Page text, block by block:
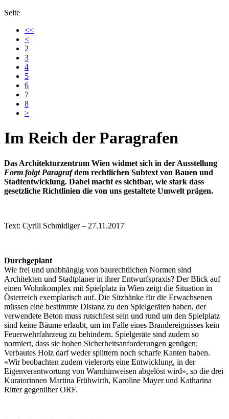
Seite
<<
<
2
3
4
5
6
7
8
>
Im Reich der Paragrafen
Das Architekturzentrum Wien widmet sich in der Ausstellung
Form folgt Paragrafdem rechtlichen Subtext von Bauen und
Stadtentwicklung. Dabei macht es sichtbar, wie stark dass
gesetzliche Richtlinien die von uns gestaltete Umwelt prägen.
Text: Cyrill Schmidiger – 27.11.2017
Durchgeplant
Wie frei und unabhängig von baurechtlichen Normen sind
Architekten und Stadtplaner in ihrer Entwurfspraxis? Der Blick auf
einen Wohnkomplex mit Spielplatz in Wien zeigt die Situation in
Österreich exemplarisch auf. Die Sitzbänke für die Erwachsenen
müssen eine bestimmte Distanz zu den Spielgeräten haben, der
verwendete Beton muss rutschfest sein und rund um den Spielplatz
sind keine Bäume erlaubt, um im Falle eines Brandereignisses kein
Feuerwehrfahrzeug zu behindern. Spielgeräte sind zudem so
normiert, dass sie hohen Sicherheitsanforderungen genügen:
Verbautes Holz darf weder splittern noch scharfe Kanten haben.
«Wir beobachten zudem vielerorts eine Entwicklung, in der
Eigenverantwortung von Warnhinweisen abgelöst wird», so die drei
Kuratorinnen Martina Frühwirth, Karoline Mayer und Katharina
Ritter gegenüber ORF.